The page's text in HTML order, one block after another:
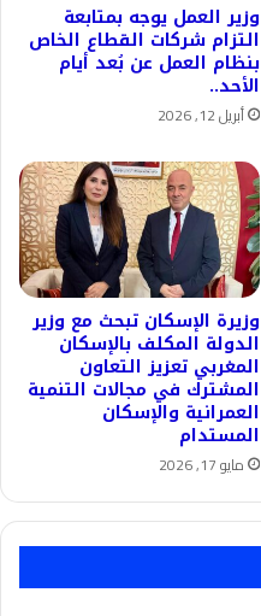
وزير العمل يوجه بمتابعة
التزام شركات القطاع الخاص
بنظام العمل عن بُعد أيام
الأحد..
أبريل 12, 2026
وزيرة الإسكان تبحث مع وزير
الدولة المكلف بالإسكان
المغربي تعزيز التعاون
المشترك في مجالات التنمية
العمرانية والإسكان
المستدام
مايو 17, 2026